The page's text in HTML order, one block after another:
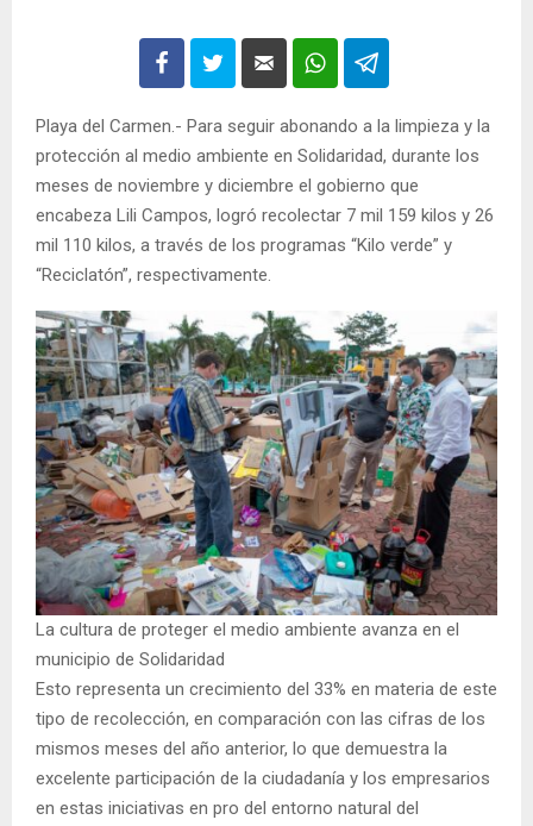
Playa del Carmen.- Para seguir abonando a la limpieza y la
protección al medio ambiente en Solidaridad, durante los
meses de noviembre y diciembre el gobierno que
encabeza Lili Campos, logró recolectar 7 mil 159 kilos y 26
mil 110 kilos, a través de los programas “Kilo verde” y
“Reciclatón”, respectivamente.
La cultura de proteger el medio ambiente avanza en el
municipio de Solidaridad
Esto representa un crecimiento del 33% en materia de este
tipo de recolección, en comparación con las cifras de los
mismos meses del año anterior, lo que demuestra la
excelente participación de la ciudadanía y los empresarios
en estas iniciativas en pro del entorno natural del